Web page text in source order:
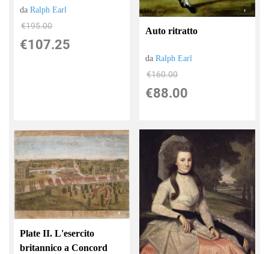
daRalph Earl
€195.00
€107.25
Auto ritratto
daRalph Earl
€160.00
€88.00
Plate II. L'esercito
britannico a Concord